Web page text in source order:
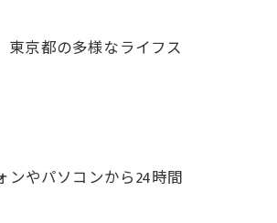
京都の多様なライフス
ンやパソコンから24時間